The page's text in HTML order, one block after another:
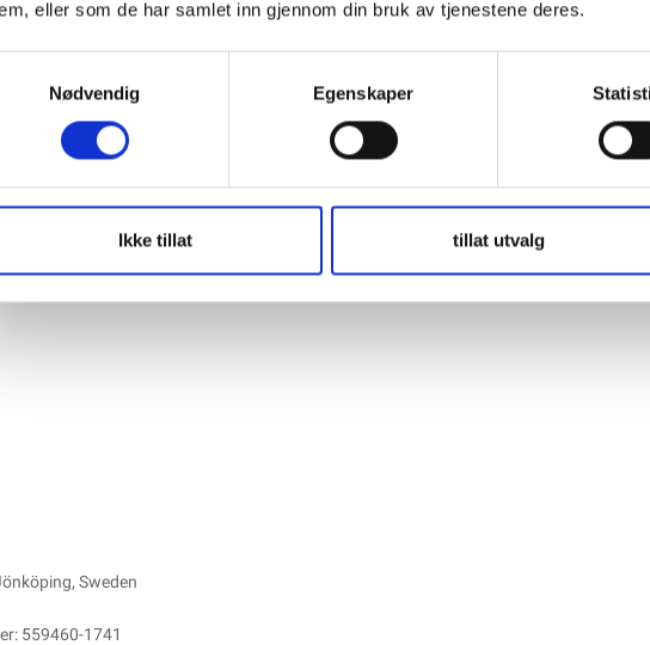
eller som de har samlet inn gjennom din bruk av tjenestene deres.
Nødvendig
Egenskaper
Ikke tillat tillat utvalg
Specifikation
12/24V 30A med display Meget effektiv og god MPPT regulator til en
ladespenning, ladestrøm, forbruk, batteristatus og tilført strøm.
Sweden
559460-1741